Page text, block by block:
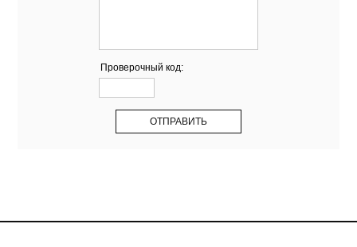
Проверочный код: